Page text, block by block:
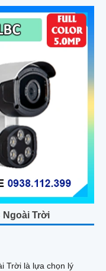
Ngoài Trời
Trời là lựa chọn lý